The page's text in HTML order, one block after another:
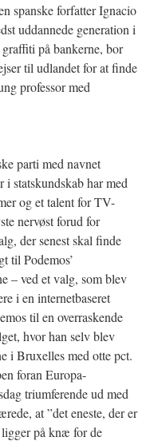
spanske forfatter Ignacio
uddannede generation i
på bankerne, bor
til udlandet for at finde
professor med
parti med navnet
i statskundskab har med
og et talent for TV-
nervøst forud for
der senest skal finde
til Podemos’
– ved et valg, som blev
i en internetbaseret
til en overraskende
hvor han selv blev
i Bruxelles med otte pct.
foran Europa-
triumferende ud med
at ”det eneste, der er
på knæ for de